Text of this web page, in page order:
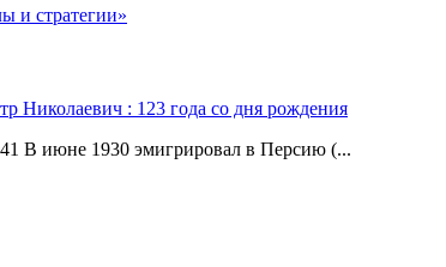
и стратегии»
Николаевич : 123 года со дня рождения
В июне 1930 эмигрировал в Персию (...